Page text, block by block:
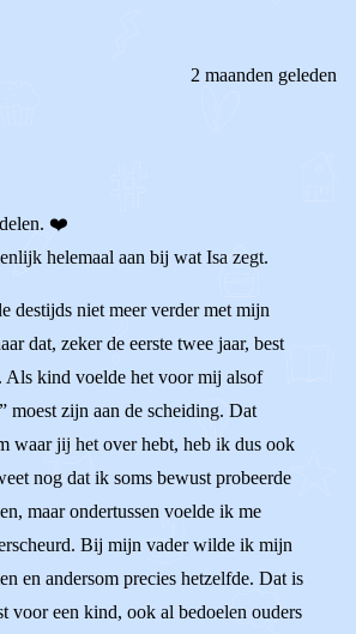
2 maanden geleden
❤️
helemaal aan bij wat Isa zegt.
destijds niet meer verder met mijn
dat, zeker de eerste twee jaar, best
Als kind voelde het voor mij alsof
moest zijn aan de scheiding. Dat
waar jij het over hebt, heb ik dus ook
nog dat ik soms bewust probeerde
maar ondertussen voelde ik me
Bij mijn vader wilde ik mijn
en andersom precies hetzelfde. Dat is
voor een kind, ook al bedoelen ouders